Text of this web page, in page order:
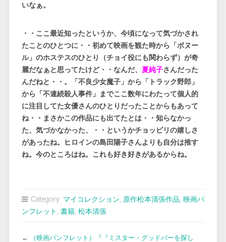
いなぁ。
・・ここ最近知ったというか、今頃になって気づかされ
たことのひとつに・・初めて映画を観た時から「ボヌー
ル」のホステスのひとり（チョイ役にも関わらず）が奇
麗だなぁと思ってたけど・・なんだ、 夏純子さんだった
んだねと・・。「不良少女魔子」から「トラック野郎」
から「不連続殺人事件」までここ数年にわたって個人的
に注目してた女優さんのひとりだったことからもあって
ね・・まさかこの作品にも出てたとは・・知らなかっ
た、気づかなかった、・・というかチョッピリの嬉しさ
があったね。ヒロインの島田陽子さんよりも自分は推す
ね。今のところはね。これも好き好きがあるからね。
Category: マイコレクション, 原作松本清張作品, 映画パ
ンフレット , 書籍, 松本清張
←
（映画パンフレット）『『ミスター・グッドバーを探し